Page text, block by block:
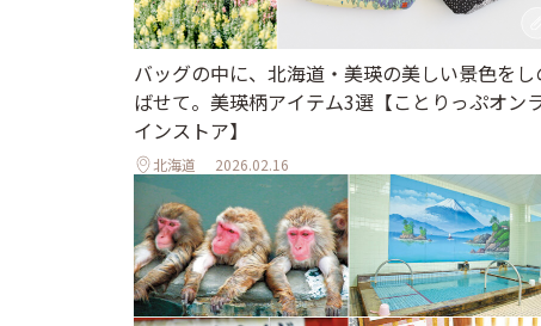
バッグの中に、北海道・美瑛の美しい景色をし
ばせて。美瑛柄アイテム3選【ことりっぷオン
インストア】
北海道 2026.02.16